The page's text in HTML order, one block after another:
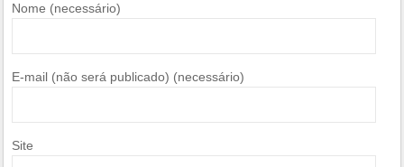
Nome (necessário)
E-mail (não será publicado) (necessário)
Site